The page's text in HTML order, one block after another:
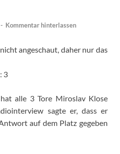
- Kommentar hinterlassen
angeschaut, daher nur das
3
alle 3 Tore Miroslav Klose
sagte er, dass er
auf dem Platz gegeben